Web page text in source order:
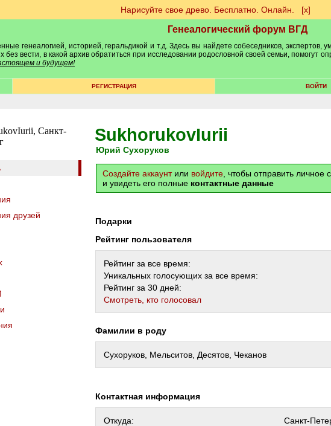
Нарисуйте свое древо. Бесплатно. Онлайн. [х]
Генеалогический форум ВГД
генеалогией, историей, геральдикой и т.д. Здесь вы найдете собеседников, экспертов,
вести, в какой архив обратиться при исследовании родословной своей семьи, помогут
и будущем!
РЕГИСТРАЦИЯ ВОЙТИ
друзей
SukhorukovIurii
Юрий Сухоруков
Создайте аккаунтили войдите , чтобы отправить
и увидеть его полные контактные данные
Подарки
Рейтинг пользователя
Рейтинг за все время:
Уникальных голосующих за все время:
Рейтинг за 30 дней:
Cмотреть, кто голосовал
Фамилии в роду
Сухоруков, Мельситов, Десятов, Чеканов
Контактная информация
Откуда:
Санкт-